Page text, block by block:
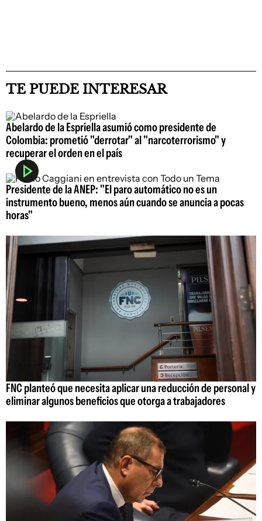
TE PUEDE INTERESAR
Abelardo de la Espriella asumió como presidente de
Colombia: prometió "derrotar" al "narcoterrorismo" y
recuperar el orden en el país
Presidente de la ANEP: "El paro automático no es un
instrumento bueno, menos aún cuando se anuncia a pocas
horas"
FNC planteó que necesita aplicar una reducción de personal y
eliminar algunos beneficios que otorga a trabajadores